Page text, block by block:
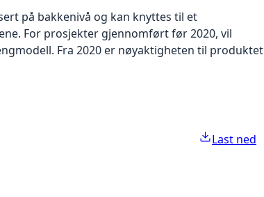
på bakkenivå og kan knyttes til et
For prosjekter gjennomført før 2020, vil
Fra 2020 er nøyaktigheten til produktet
Last ned